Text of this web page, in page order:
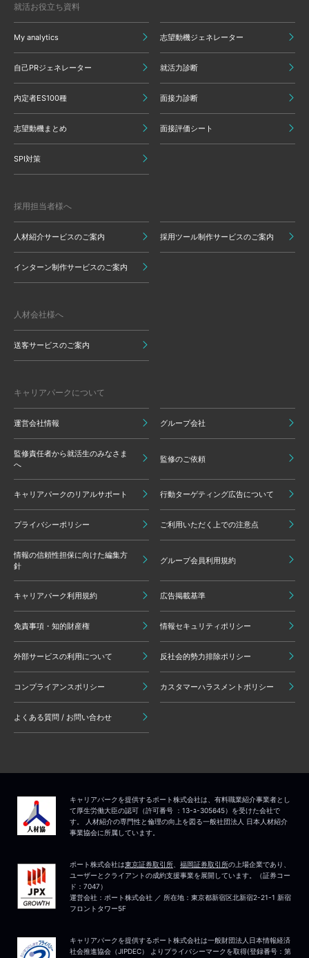
就活お役立ち資料
My analytics 志望動機ジェネレーター
自己PRジェネレーター 就活力診断
内定者ES100種 面接力診断
志望動機まとめ 面接評価シート
SPI対策
採用担当者様へ
人材紹介サービスのご案内 採用ツール制作サービスのご案内
インターン制作サービスのご案内
人材会社様へ
送客サービスのご案内
キャリアパークについて
運営会社情報 グループ会社
監修責任者から就活生のみなさま
へ
監修のご依頼
キャリアパークのリアルサポート 行動ターゲティング広告について
プライバシーポリシー ご利用いただく上での注意点
情報の信頼性担保に向けた編集方
針
グループ会員利用規約
キャリアパーク利用規約 広告掲載基準
免責事項・知的財産権 情報セキュリティポリシー
外部サービスの利用について 反社会的勢力排除ポリシー
コンプライアンスポリシー カスタマーハラスメントポリシー
よくある質問 / お問い合わせ